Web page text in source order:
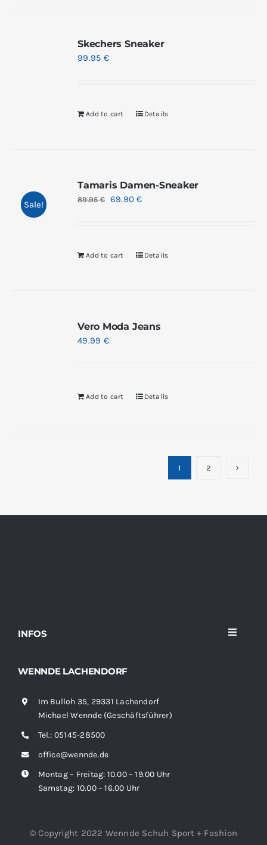
Skechers Sneaker
99.95 €
Add to cart Details
Sale!
Tamaris Damen-Sneaker
89.95€ 69.90€
Add to cart Details
Vero Moda Jeans
49.99 €
Add to cart Details
1 2
INFOS
Toggle
Sortiment
Kontakt
WENNDE LACHENDORF
Im Bulloh 35, 29331 Lachendorf
Michael Wennde (Geschäftsführer)
Tel.: 05145-28500
office@wennde.de
Montag – Freitag: 10.00 – 19.00 Uhr
Samstag: 10.00 – 16.00 Uhr
© Copyright 2022 Wennde Schuh Sport + Fashion